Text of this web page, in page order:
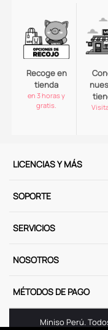
Recoge en
tienda
en 3 horas y
gratis.
LICENCIAS Y MÁS
SOPORTE
SERVICIOS
NOSOTROS
MÉTODOS DE PAGO
Miniso Perú.